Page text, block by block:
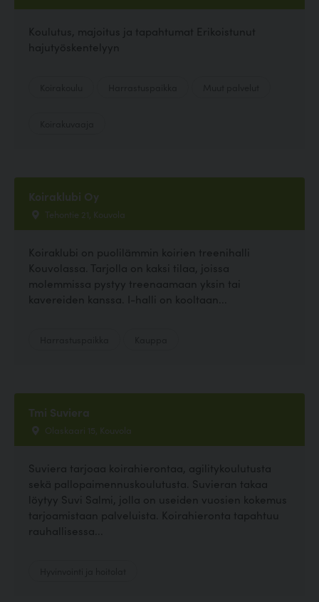
Koulutus, majoitus ja tapahtumat Erikoistunut
hajutyöskentelyyn
Koiraklubi Oy
Tehontie 21, Kouvola
Koiraklubi on puolilämmin koirien treenihalli
Kouvolassa. Tarjolla on kaksi tilaa, joissa
molemmissa pystyy treenaamaan yksin tai
kavereiden kanssa. I-halli on kooltaan...
Tmi Suviera
Olaskaari 15, Kouvola
Suviera tarjoaa koirahierontaa, agilitykoulutusta
sekä pallopaimennuskoulutusta. Suvieran takaa
löytyy Suvi Salmi, jolla on useiden vuosien kokemus
tarjoamistaan palveluista. Koirahieronta tapahtuu
rauhallisessa...